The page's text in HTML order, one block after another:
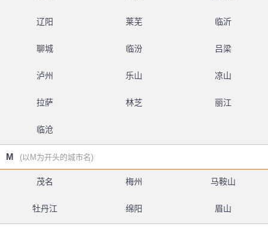
辽阳 莱芜 临沂
聊城 临汾 吕梁
泸州 乐山 凉山
拉萨 林芝 丽江
临沧
M (以M为开头的城市名)
茂名 梅州 马鞍山
牡丹江 绵阳 眉山